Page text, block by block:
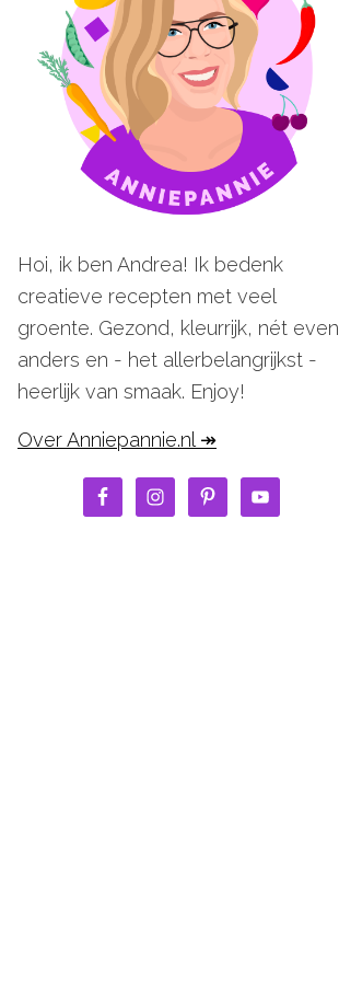
Hoi, ik ben Andrea! Ik bedenk
creatieve recepten met veel
groente. Gezond, kleurrijk, nét even
anders en - het allerbelangrijkst -
heerlijk van smaak. Enjoy!
Over Anniepannie.nl ↠